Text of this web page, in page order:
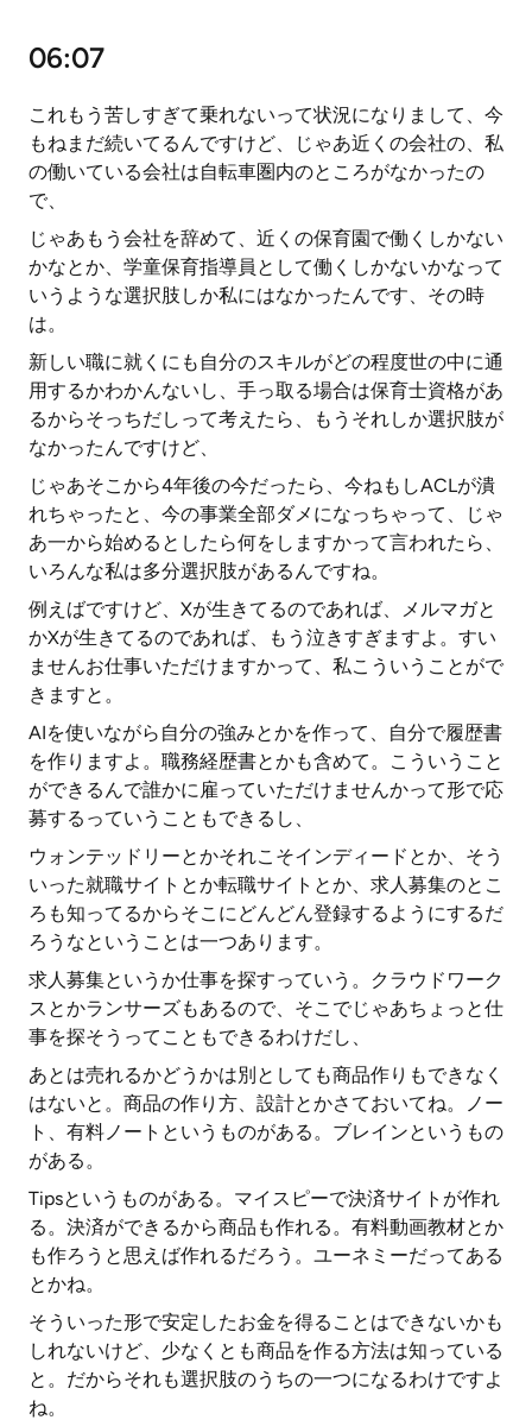
06:07
これもう苦しすぎて乗れないって状況になりまして、今
もねまだ続いてるんですけど、じゃあ近くの会社の、私
の働いている会社は自転車圏内のところがなかったの
で、
じゃあもう会社を辞めて、近くの保育園で働くしかない
かなとか、学童保育指導員として働くしかないかなって
いうような選択肢しか私にはなかったんです、その時
は。
新しい職に就くにも自分のスキルがどの程度世の中に通
用するかわかんないし、手っ取る場合は保育士資格があ
るからそっちだしって考えたら、もうそれしか選択肢が
なかったんですけど、
じゃあそこから4年後の今だったら、今ねもしACLが潰
れちゃったと、今の事業全部ダメになっちゃって、じゃ
あ一から始めるとしたら何をしますかって言われたら、
いろんな私は多分選択肢があるんですね。
例えばですけど、Xが生きてるのであれば、メルマガと
かXが生きてるのであれば、もう泣きすぎますよ。すい
ませんお仕事いただけますかって、私こういうことがで
きますと。
AIを使いながら自分の強みとかを作って、自分で履歴書
を作りますよ。職務経歴書とかも含めて。こういうこと
ができるんで誰かに雇っていただけませんかって形で応
募するっていうこともできるし、
ウォンテッドリーとかそれこそインディードとか、そう
いった就職サイトとか転職サイトとか、求人募集のとこ
ろも知ってるからそこにどんどん登録するようにするだ
ろうなということは一つあります。
求人募集というか仕事を探すっていう。クラウドワーク
スとかランサーズもあるので、そこでじゃあちょっと仕
事を探そうってこともできるわけだし、
あとは売れるかどうかは別としても商品作りもできなく
はないと。商品の作り方、設計とかさておいてね。ノー
ト、有料ノートというものがある。ブレインというもの
がある。
Tipsというものがある。マイスピーで決済サイトが作れ
る。決済ができるから商品も作れる。有料動画教材とか
も作ろうと思えば作れるだろう。ユーネミーだってある
とかね。
そういった形で安定したお金を得ることはできないかも
しれないけど、少なくとも商品を作る方法は知っている
と。だからそれも選択肢のうちの一つになるわけですよ
ね。